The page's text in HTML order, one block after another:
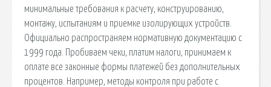
минимальные требования к расчету, конструированию,
монтажу, испытаниям и приемке изолирующих устройств.
Официально распространяем нормативную документацию с
1999 года. Пробиваем чеки, платим налоги, принимаем к
оплате все законные формы платежей без дополнительных
процентов. Например, методы контроля при работе с